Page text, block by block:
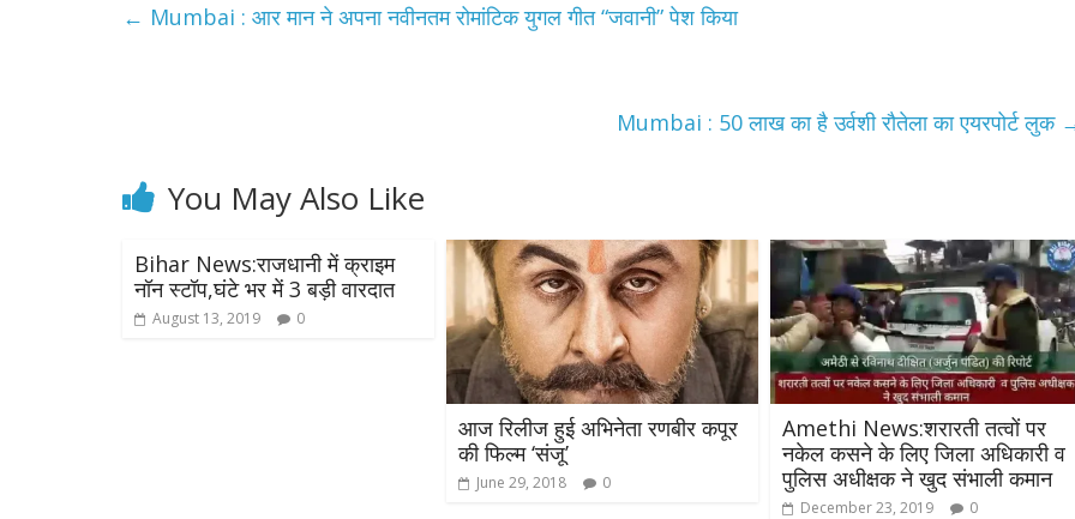
← Mumbai : आर मान ने अपना नवीनतम रोमांटिक युगल गीत “जवानी” पेश किया
Mumbai : 50 लाख का है उर्वशी रौतेला का एयरपोर्ट लुक
You May Also Like
Bihar News:राजधानी में क्राइम
नॉन स्टॉप,घंटे भर में 3 बड़ी वारदात
August 13, 2019 0
आज रिलीज हुई अभिनेता रणबीर कपूर
की फिल्म ‘संजू’
June 29, 2018 0
Amethi News:शरारती तत्वों पर
नकेल कसने के लिए जिला अधिकारी व
पुलिस अधीक्षक ने खुद संभाली कमान
December 23, 2019 0